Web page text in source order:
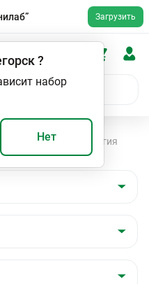
Загрузить
?
набор
Нет
Иммуноаллергология